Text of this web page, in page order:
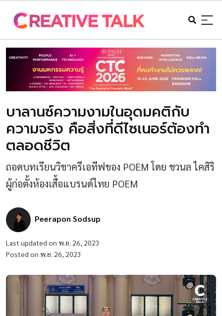
บาลานซ์ความงามในอุดมคติกับ
ความจริง คือสิ่งที่ดีไซเนอร์ต้องทำ
ตลอดชีวิต
ถอดบทเรียนวิชาครีเอทีฟของ POEM โดย ชวนล ไคสิริ
ผู้ก่อตั้งห้องเสื้อแบรนด์ไทย POEM
Peerapon Sodsup
Last updated on พ.ย. 26, 2023
Posted on พ.ย. 26, 2023